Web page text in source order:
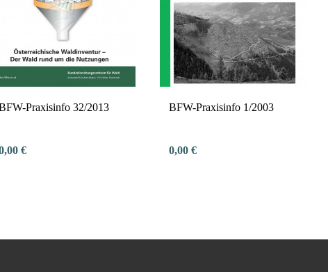
Praxisinfo 32/2013
€
BFW-Praxisinfo 1/2003
0,00 €